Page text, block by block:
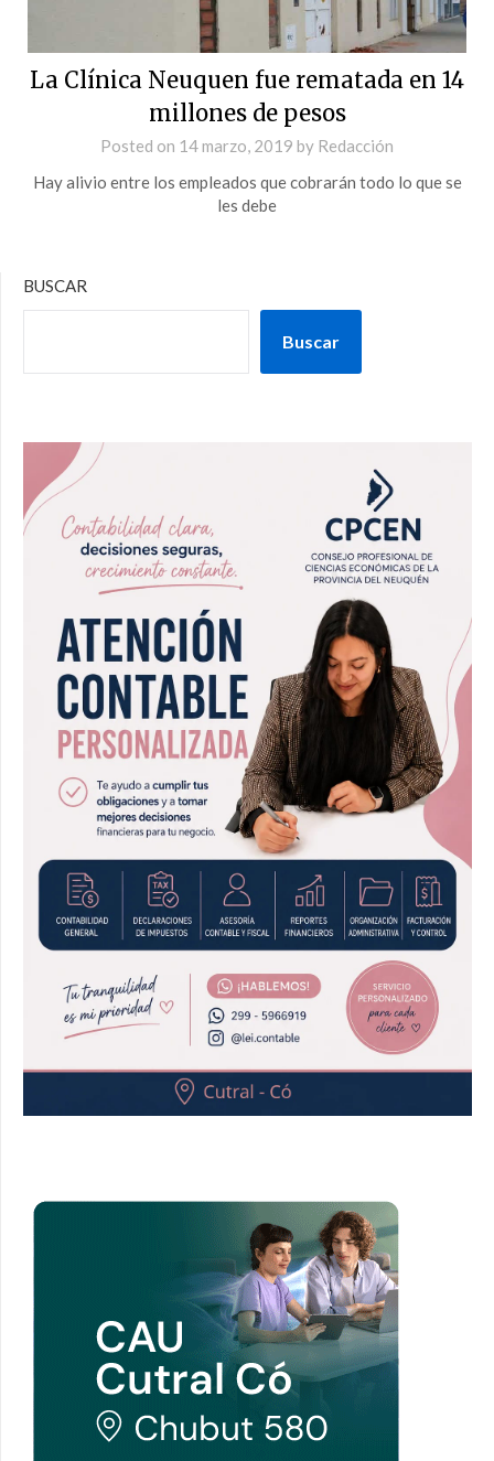
La Clínica Neuquen fue rematada en 14
millones de pesos
Posted on 14 marzo, 2019 by Redacción
Hay alivio entre los empleados que cobrarán todo lo que se
les debe
BUSCAR
Buscar